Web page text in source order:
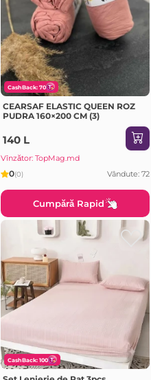
CashBack: 70
CEARSAF ELASTIC QUEEN ROZ
PUDRA 160×200 CM (3)
140 L
Vînzător: TopMag.md
0(0) Vândute: 72
Cumpără Rapid
CashBack: 100